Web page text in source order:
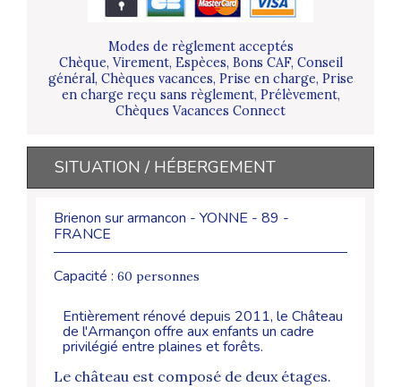
Modes de règlement acceptés
Chèque, Virement, Espèces, Bons CAF, Conseil
général, Chèques vacances, Prise en charge, Prise
en charge reçu sans règlement, Prélèvement,
Chèques Vacances Connect
SITUATION / HÉBERGEMENT
Brienon sur armancon - YONNE - 89 -
FRANCE
Capacité : 60 personnes
Entièrement rénové depuis 2011, le Château
de l'Armançon offre aux enfants un cadre
privilégié entre plaines et forêts.
Le château est composé de deux étages.